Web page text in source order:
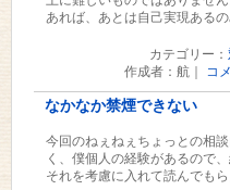
あれば、あとは自己実現あるの
カテゴリー：
作成者：航｜ コ
なかなか禁煙できない
今回のねぇねぇちょっとの相
く、僕個人の経験があるので
それを考慮に入れて読んでもら